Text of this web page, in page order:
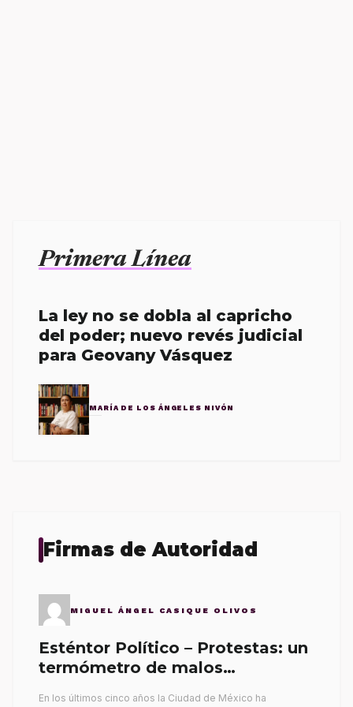
Primera Línea
La ley no se dobla al capricho
del poder; nuevo revés judicial
para Geovany Vásquez
MARÍA DE LOS ÁNGELES NIVÓN
Firmas de Autoridad
MIGUEL ÁNGEL CASIQUE OLIVOS
Esténtor Político – Protestas: un
termómetro de malos
En los últimos cinco años la Ciudad de México ha